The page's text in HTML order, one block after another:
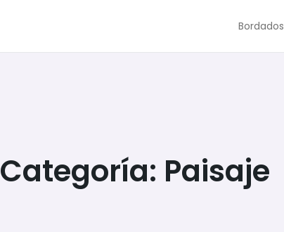
Bordados
Categoría: Paisaje